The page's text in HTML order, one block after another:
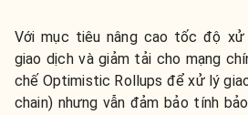
Với mục tiêu nâng cao tốc độ xử
giao dịch và giảm tải cho mạng
chế Optimistic Rollups để xử lý
chain) nhưng vẫn đảm bảo tính